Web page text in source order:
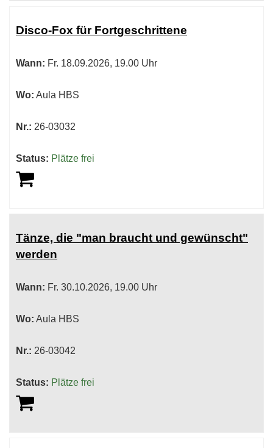
Disco-Fox für Fortgeschrittene
Wann: Fr. 18.09.2026, 19.00 Uhr
Wo: Aula HBS
Nr.: 26-03032
Status: Plätze frei
Tänze, die "man braucht und gewünscht"
werden
Wann: Fr. 30.10.2026, 19.00 Uhr
Wo: Aula HBS
Nr.: 26-03042
Status: Plätze frei